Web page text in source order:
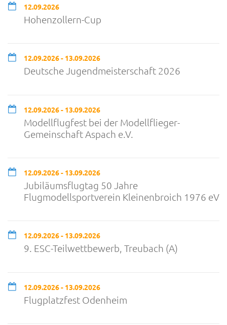
12.09.2026
Hohenzollern-Cup
12.09.2026 - 13.09.2026
Deutsche Jugendmeisterschaft 2026
12.09.2026 - 13.09.2026
Modellflugfest bei der Modellflieger-
Gemeinschaft Aspach e.V.
12.09.2026 - 13.09.2026
Jubiläumsflugtag 50 Jahre
Flugmodellsportverein Kleinenbroich 1976 eV
12.09.2026 - 13.09.2026
9. ESC-Teilwettbewerb, Treubach (A)
12.09.2026 - 13.09.2026
Flugplatzfest Odenheim